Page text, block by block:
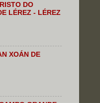
DO
LÉREZ - LÉREZ
XOÁN DE